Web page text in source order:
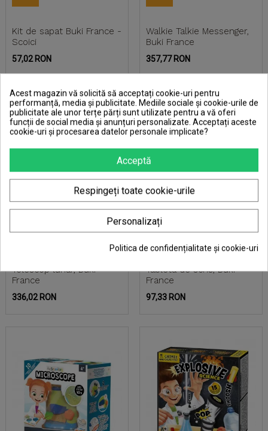
Kit de sapat Buki France -
Scoici
Pret
57,02 RON
Walkie Talkie Messenger,
Buki France
Pret
357,77 RON
Telescop lunar, Buki
France
Pret
336,02 RON
Tableta de scris, Buki
France
Pret
97,33 RON
Acest magazin vă solicită să acceptați cookie-uri pentru
performanță, media și publicitate. Mediile sociale și cookie-urile de
publicitate ale unor terțe părți sunt utilizate pentru a vă oferi
funcții de social media și anunțuri personalizate. Acceptați aceste
cookie-uri și procesarea datelor personale implicate?
Acceptă
Respingeți toate cookie-urile
Personalizați
Politica de confidențialitate și cookie-uri